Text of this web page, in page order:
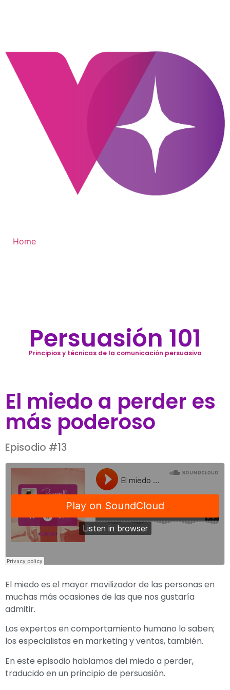
Home
Persuasión 101
Principios y técnicas de la comunicación persuasiva
El miedo a perder es
más poderoso
Episodio #13
El miedo es el mayor movilizador de las personas en
muchas más ocasiones de las que nos gustaría
admitir.
Los expertos en comportamiento humano lo saben;
los especialistas en marketing y ventas, también.
En este episodio hablamos del miedo a perder,
traducido en un principio de persuasión.